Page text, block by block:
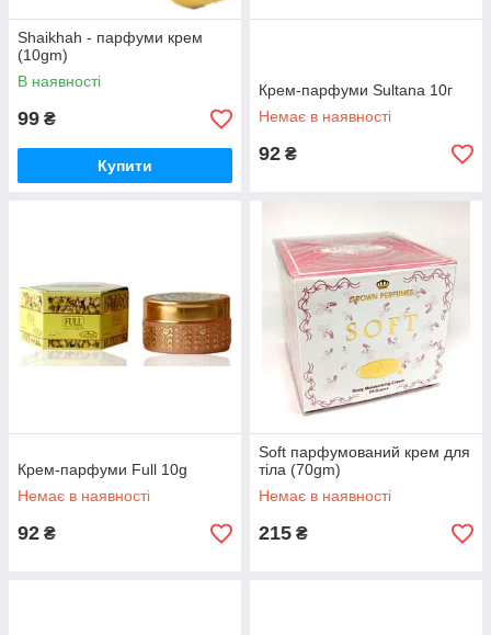
Shaikhah - парфуми крем
(10gm)
В наявності
99 ₴
Купити
Крем-парфуми Sultana 10г
Немає в наявності
92 ₴
Крем-парфуми Full 10g
Немає в наявності
92 ₴
Soft парфумований крем для
тіла (70gm)
Немає в наявності
215 ₴